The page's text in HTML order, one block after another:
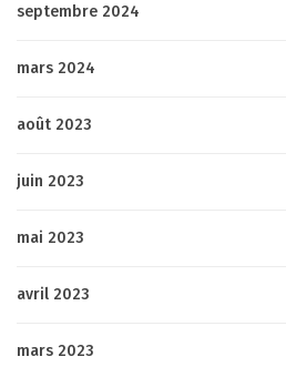
septembre 2024
mars 2024
août 2023
juin 2023
mai 2023
avril 2023
mars 2023